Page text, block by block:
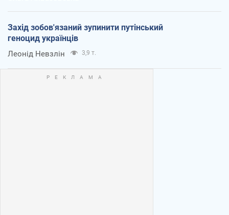
Захід зобов'язаний зупинити путінський
геноцид українців
Леонід Невзлін 3,9 т.